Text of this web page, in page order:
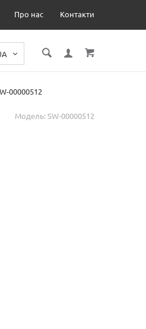
Про нас Контакти
00000512
Модель: SW-00000512